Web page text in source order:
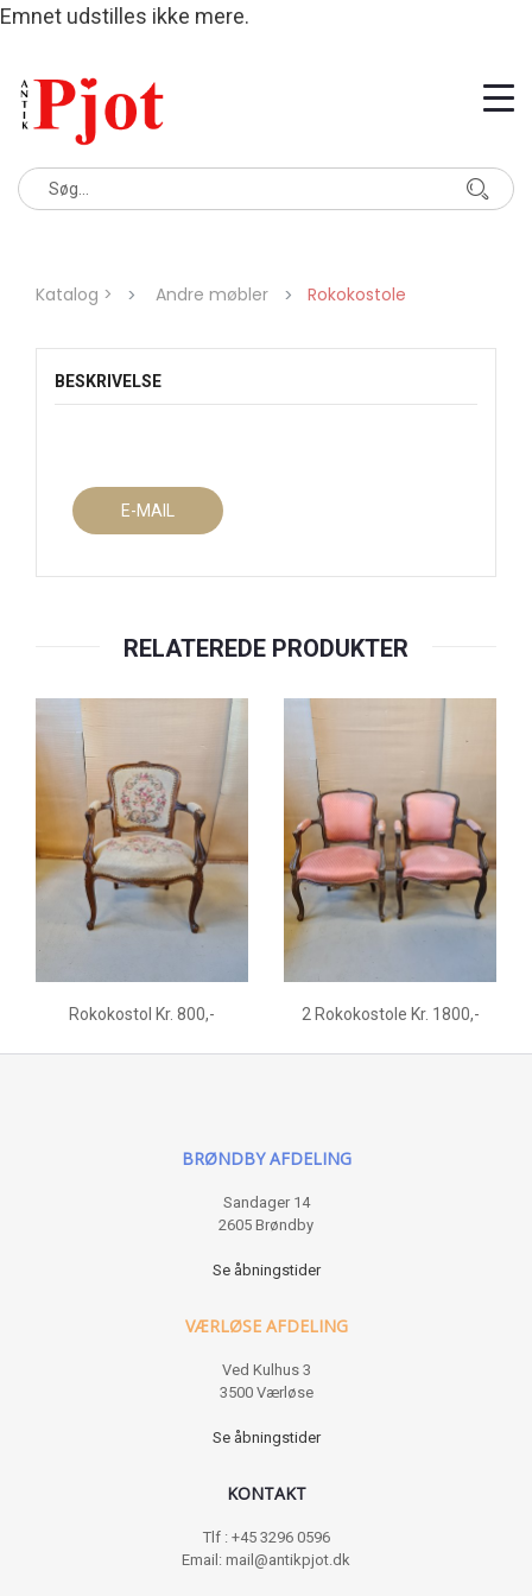
Emnet udstilles ikke mere.
Katalog > Andre møbler Rokokostole
BESKRIVELSE
E-MAIL
RELATEREDE PRODUKTER
Rokokostol Kr. 800,- 2 Rokokostole Kr. 1800,-
BRØNDBY AFDELING
Sandager 14
2605 Brøndby
Se åbningstider
VÆRLØSE AFDELING
Ved Kulhus 3
3500 Værløse
Se åbningstider
KONTAKT
Tlf : +45 3296 0596
Email: mail@antikpjot.dk